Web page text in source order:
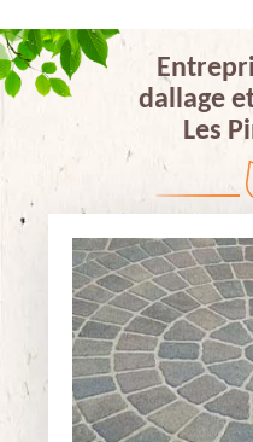
dallage
Les